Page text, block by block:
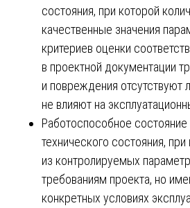
состояния, при которой
качественные значения
критериев оценки
в проектной документации
и повреждения отсутствуют
не влияют на
Работоспособное состояние
технического состояния,
из контролируемых
требованиям проекта, но
конкретных условиях